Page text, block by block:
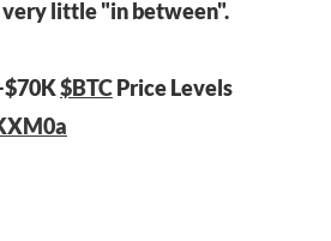
little "in between".
$70K$BTCPrice Levels